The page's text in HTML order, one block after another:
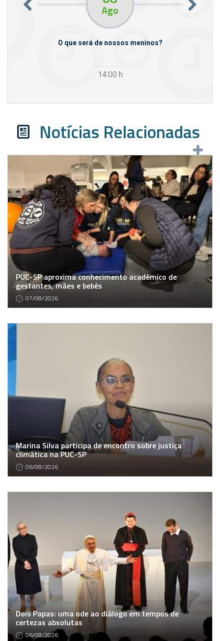
Ago
O que será de nossos meninos?
14:00 h
Notícias Relacionadas
PUC-SP aproxima conhecimento acadêmico de
gestantes, mães e bebês
07/08/2026
Marina Silva participa de encontro sobre justiça
climática na PUC-SP
06/08/2026
Dois Papas: uma ode ao diálogo em tempos de
certezas absolutas
06/08/2026